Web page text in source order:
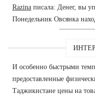
Razina писала: Денег, вы
Понедельник Овсянка
И особенно быстрыми
предоставленные
Таджикистане цены на